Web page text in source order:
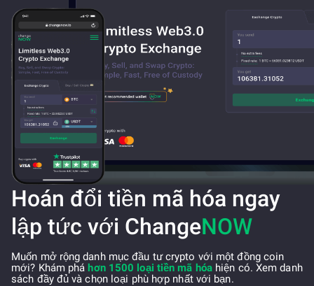
Hoán đổi tiền mã hóa ngay
lập tức với ChangeNOW
Muốn mở rộng danh mục đầu tư crypto với một đồng coin
mới? Khám pháhơn 1500 loại tiền mã hóahiện có. Xem danh
sách đầy đủ và chọn loại phù hợp nhất với bạn.